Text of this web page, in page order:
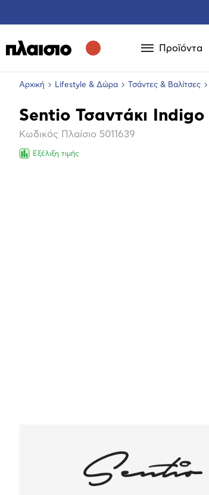
Προϊόντα
Αρχική Lifestyle & Δώρα Τσάντες & Βαλίτσες
Βασικά
χαρακτηριστικά
Sentio Τσαντάκι Indigo
Κωδικός Πλαίσιο 5011639
Εξέλιξη τιμής